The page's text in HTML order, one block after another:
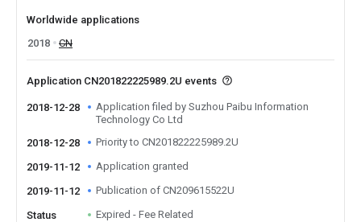
Worldwide applications
2018
CN
Application CN201822225989.2U events
2018-12-28
Application filed by Suzhou Paibu Information
Technology Co Ltd
2018-12-28
Priority to CN201822225989.2U
2019-11-12 Application granted
2019-11-12 Publication of CN209615522U
Status Expired - Fee Related